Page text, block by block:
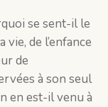
se sent-il le
de l’enfance
de
à son seul
en est-il venu à